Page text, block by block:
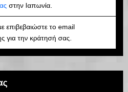
στην Ιαπωνία.
επιβεβαιώστε το email
για την κράτησή σας.